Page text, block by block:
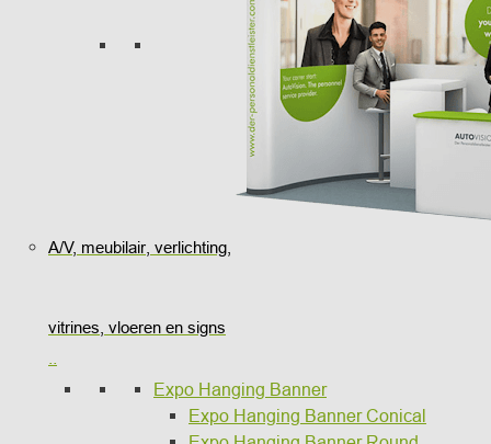
A/V, meubilair, verlichting,
vitrines, vloeren en signs
Expo Hanging Banner
Expo Hanging Banner Conical